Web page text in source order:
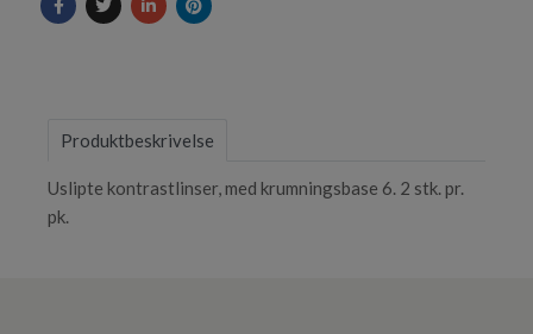
Produktbeskrivelse
Uslipte kontrastlinser, med krumningsbase 6. 2 stk. pr.
pk.